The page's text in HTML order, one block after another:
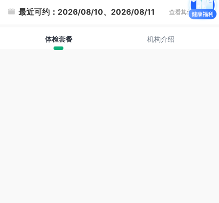
最近可约： 2026/08/10、2026/08/11 查看其他时间
体检套餐 机构介绍